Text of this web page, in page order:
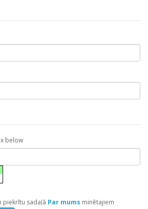
below
piekrītu sadaļā Par mums minētajiem